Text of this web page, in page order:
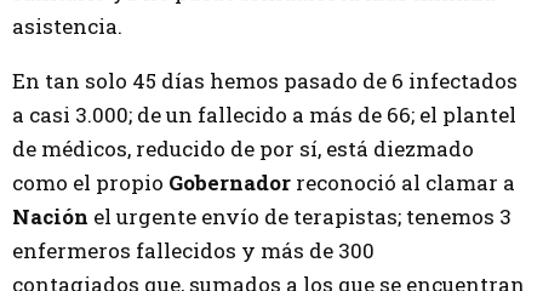
asistencia.
En tan solo 45 días hemos pasado de 6 infectados
a casi 3.000; de un fallecido a más de 66; el plantel
de médicos, reducido de por sí, está diezmado
como el propio Gobernador reconoció al clamar a
Nación el urgente envío de terapistas; tenemos 3
enfermeros fallecidos y más de 300
contagiados que, sumados a los que se encuentran